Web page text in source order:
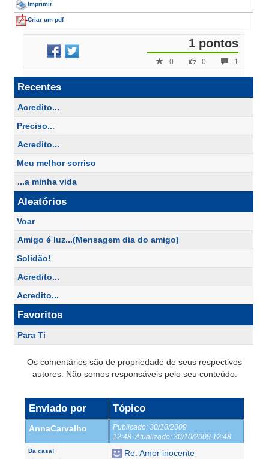
Imprimir
Criar um pdf
1 pontos
1
0
0
Recentes
Acredito...
Preciso...
Acredito...
Meu melhor sorriso
...a minha vida
Aleatórios
Voar
Amigo é luz...(Mensagem dia do amigo)
Solidão!
Acredito...
Acredito...
Favoritos
Para Ti
Os comentários são de propriedade de seus respectivos
autores. Não somos responsáveis pelo seu conteúdo.
Enviado por Tópico
AnnaCarvalho Publicado: 30/10/2009
12:48 Atualizado: 30/10/2009 12:48
Da casa! Re: Amor inocente